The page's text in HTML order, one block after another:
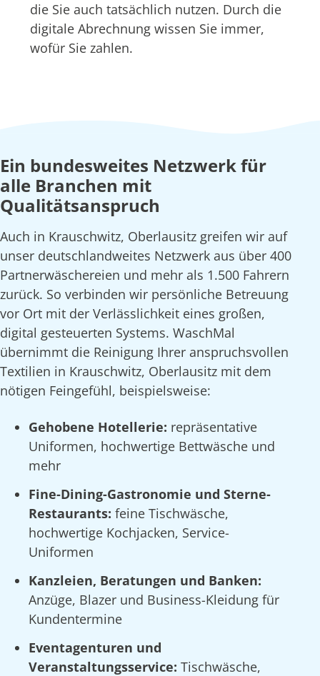
die Sie auch tatsächlich nutzen. Durch die
digitale Abrechnung wissen Sie immer,
wofür Sie zahlen.
Ein bundesweites Netzwerk für
alle Branchen mit
Qualitätsanspruch
Auch in Krauschwitz, Oberlausitz greifen wir auf
unser deutschlandweites Netzwerk aus über 400
Partnerwäschereien und mehr als 1.500 Fahrern
zurück. So verbinden wir persönliche Betreuung
vor Ort mit der Verlässlichkeit eines großen,
digital gesteuerten Systems. WaschMal
übernimmt die Reinigung Ihrer anspruchsvollen
Textilien in Krauschwitz, Oberlausitz mit dem
nötigen Feingefühl, beispielsweise:
Gehobene Hotellerie: repräsentative
Uniformen, hochwertige Bettwäsche und
mehr
Fine-Dining-Gastronomie und Sterne-
Restaurants: feine Tischwäsche,
hochwertige Kochjacken, Service-
Uniformen
Kanzleien, Beratungen und Banken:
Anzüge, Blazer und Business-Kleidung für
Kundentermine
Eventagenturen und
Veranstaltungsservice: Tischwäsche,